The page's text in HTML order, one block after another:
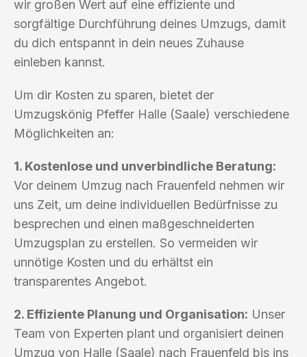
wir großen Wert auf eine effiziente und
sorgfältige Durchführung deines Umzugs, damit
du dich entspannt in dein neues Zuhause
einleben kannst.
Um dir Kosten zu sparen, bietet der
Umzugskönig Pfeffer Halle (Saale) verschiedene
Möglichkeiten an:
1. Kostenlose und unverbindliche Beratung:
Vor deinem Umzug nach Frauenfeld nehmen wir
uns Zeit, um deine individuellen Bedürfnisse zu
besprechen und einen maßgeschneiderten
Umzugsplan zu erstellen. So vermeiden wir
unnötige Kosten und du erhältst ein
transparentes Angebot.
2. Effiziente Planung und Organisation: Unser
Team von Experten plant und organisiert deinen
Umzug von Halle (Saale) nach Frauenfeld bis ins